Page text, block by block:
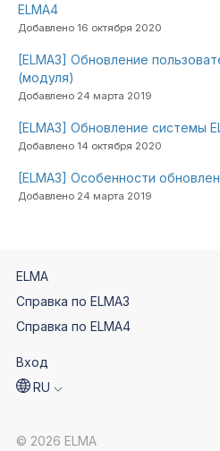
ELMA4
Добавлено 16 октября 2020
[ELMA3] Обновление
(модуля)
Добавлено 24 марта 2019
[ELMA3] Обновление системы
Добавлено 14 октября 2020
[ELMA3] Особенности
Добавлено 24 марта 2019
ELMA
Справка по ELMA3
Справка по ELMA4
Вход
RU
© 2026 ELMA